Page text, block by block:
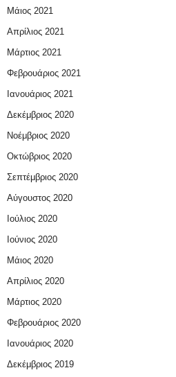
Μάιος 2021
Απρίλιος 2021
Μάρτιος 2021
Φεβρουάριος 2021
Ιανουάριος 2021
Δεκέμβριος 2020
Νοέμβριος 2020
Οκτώβριος 2020
Σεπτέμβριος 2020
Αύγουστος 2020
Ιούλιος 2020
Ιούνιος 2020
Μάιος 2020
Απρίλιος 2020
Μάρτιος 2020
Φεβρουάριος 2020
Ιανουάριος 2020
Δεκέμβριος 2019